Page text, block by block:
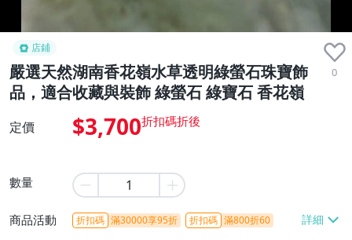
店鋪
嚴選天然湖南香花嶺水草透明綠螢石珠寶飾
品，適合收藏與裝飾 綠螢石 綠寶石 香花嶺
0
定價 $3,700
數量
商品活動 折扣碼 滿30000享95折 折扣碼 滿800折60